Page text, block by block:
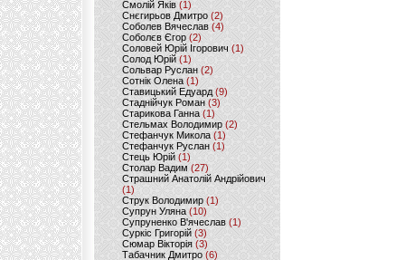
Смолій Яків (1)
Снєгирьов Дмитро (2)
Соболев Вячеслав (4)
Соболєв Єгор(2)
Соловей Юрій Ігорович (1)
Солод Юрій (1)
Сольвар Руслан (2)
Сотнік Олена(1)
Ставицький Едуард (9)
Стаднійчук Роман(3)
Старикова Ганна (1)
Стельмах Володимир(2)
Стефанчук Микола (1)
Стефанчук Руслан (1)
Стець Юрій (1)
Столар Вадим(27)
Страшний Анатолій Андрійович
(1)
Струк Володимир (1)
Супрун Уляна (10)
Супруненко В'ячеслав (1)
Суркіс Григорій (3)
Сюмар Вікторія (3)
Табачник Дмитро (6)